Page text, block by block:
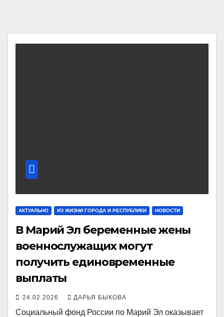
АКТУАЛЬНО ИЗ ЖИЗНИ ГОРОДА И РЕСПУБЛИКИ НОВОСТИ
В Марий Эл беременные жены
военнослужащих могут
получить единовременные
выплаты
24.02.2026 ДАРЬЯ БЫКОВА
Социальный фонд России по Марий Эл оказывает